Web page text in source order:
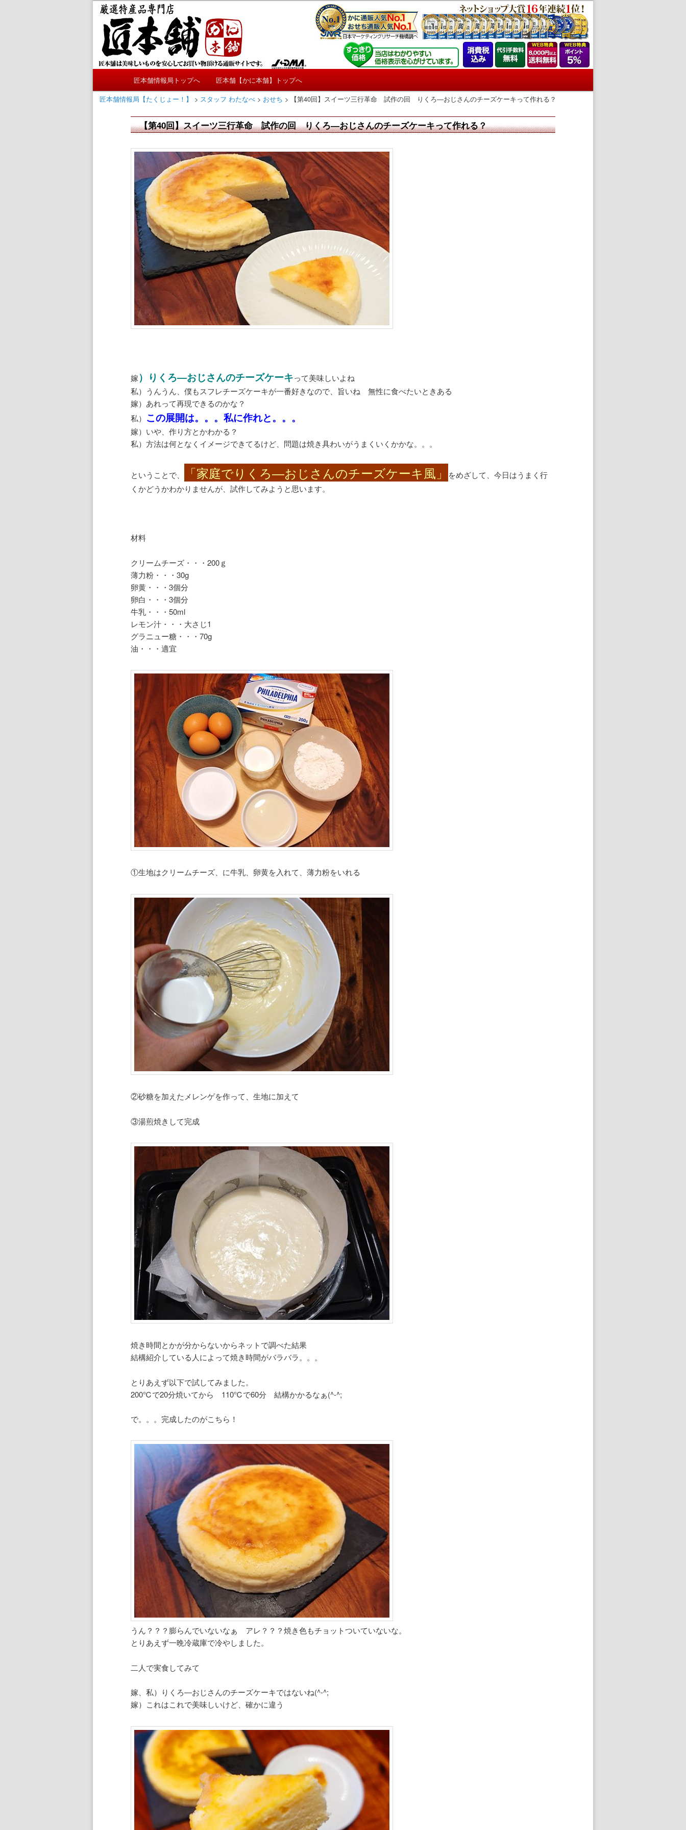
匠本舗情報局【たくじょー！】
かにやおせちについてのおもしろ情報や興味深い記事をお届けします。
ン
メ
ン
ン
テ
ン
ツ
へ
移
動
匠本舗情報局トップへ
匠本舗【かに本舗】トップへ
匠本舗情報局【たくじょー！】
> スタッフ わたなべ> おせち > 【第40回】スイーツ三行革命 試作の回 りくろ―おじさんのチーズケーキって作れる？
【第40回】スイーツ三行革命 試作の回 りくろ―おじさんのチーズケーキって作れる？
嫁）りくろ―おじさんのチーズケーキって美味しいよね
私）うんうん、僕もスフレチーズケーキが一番好きなので、旨いね 無性に食べたいときある
嫁）あれって再現できるのかな？
私） この展開は。。。私に作れと。。。
嫁）いや、作り方とかわかる？
私）方法は何となくイメージできてるけど、問題は焼き具わいがうまくいくかかな。。。
ということで、 「家庭でりくろ―おじさんのチーズケーキ風」
をめざして、今日はうまく行
くかどうかわかりませんが、試作してみようと思います。
材料
クリームチーズ・・・200ｇ
薄力粉・・・30g
卵黄・・・3個分
卵白・・・3個分
牛乳・・・50ml
レモン汁・・・大さじ1
グラニュー糖・・・70g
油・・・適宜
①生地はクリームチーズ、に牛乳、卵黄を入れて、薄力粉をいれる
②砂糖を加えたメレンゲを作って、生地に加えて
③湯煎焼きして完成
焼き時間とかが分からないからネットで調べた結果
結構紹介している人によって焼き時間がバラバラ。。。
とりあえず以下で試してみました。
200℃で20分焼いてから 110℃で60分 結構かかるなぁ(^-^;
で。。。完成したのがこちら！
うん？？？膨らんでいないなぁ アレ？？？焼き色もチョットついていないな。
とりあえず一晩冷蔵庫で冷やしました。
二人で実食してみて
嫁、私）りくろ―おじさんのチーズケーキではないね(^-^;
嫁）これはこれで美味しいけど、確かに違う